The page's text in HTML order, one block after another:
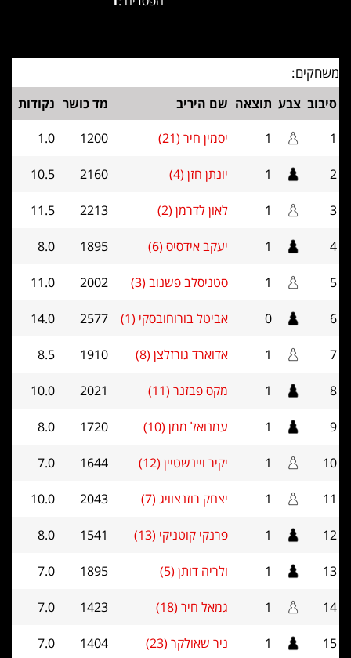
משחקים:
סיבוב צבע תוצאה שם היריב מד כושר נקודות
1
1 יסמין חיר (21) 1200
1.0
2
1 יונתן חזן (4) 2160
10.5
3
1 לאון לדרמן (2) 2213
11.5
4
1 יעקב אידסיס (6) 1895
8.0
5
1 סטניסלב פשנוב (3) 2002
11.0
6
0 אביטל בורוחובסקי (1) 2577
14.0
7
1 אדוארד גורזלצן (8) 1910
8.5
8
1 מקס פבזנר (11) 2021
10.0
9
1 עמנואל ממן (10) 1720
8.0
10
1 יקיר ויינשטיין (12) 1644
7.0
11
1 יצחק רוזנצוויג (7) 2043
10.0
12
1 פרנקי קוטניקי (13) 1541
8.0
13
1 ולריה דותן (5) 1895
7.0
14
1 גמאל חיר (18) 1423
7.0
15
1 ניר שאולקר (23) 1404
7.0